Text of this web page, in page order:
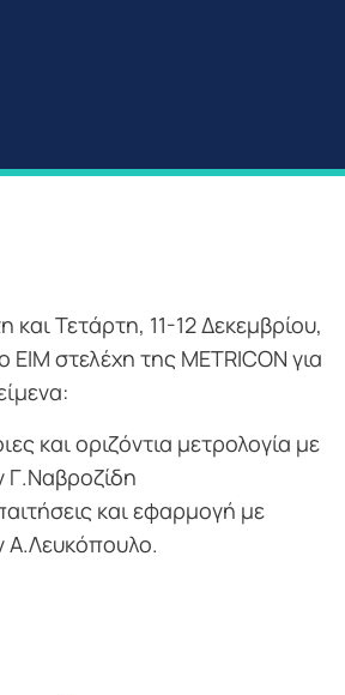
και Τετάρτη, 11-12 Δεκεμβρίου,
ΕΙΜ στελέχη της METRICON για
και οριζόντια μετρολογία με
Γ.Ναβροζίδη
και εφαρμογή με
Α.Λευκόπουλο.